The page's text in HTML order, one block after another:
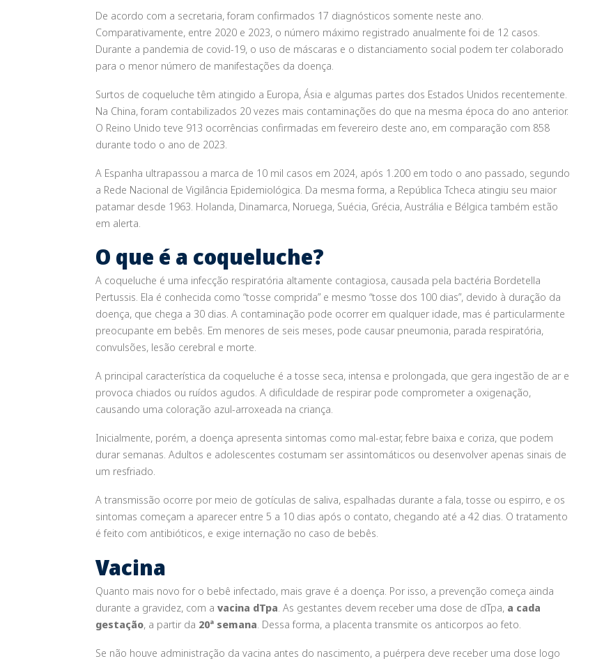
De acordo com a secretaria, foram confirmados 17 diagnósticos somente neste ano.
Comparativamente, entre 2020 e 2023, o número máximo registrado anualmente foi de 12 casos.
Durante a pandemia de covid-19, o uso de máscaras e o distanciamento social podem ter colaborado
para o menor número de manifestações da doença.
Surtos de coqueluche têm atingido a Europa, Ásia e algumas partes dos Estados Unidos recentemente.
Na China, foram contabilizados 20 vezes mais contaminações do que na mesma época do ano anterior.
O Reino Unido teve 913 ocorrências confirmadas em fevereiro deste ano, em comparação com 858
durante todo o ano de 2023.
A Espanha ultrapassou a marca de 10 mil casos em 2024, após 1.200 em todo o ano passado, segundo
a Rede Nacional de Vigilância Epidemiológica. Da mesma forma, a República Tcheca atingiu seu maior
patamar desde 1963. Holanda, Dinamarca, Noruega, Suécia, Grécia, Austrália e Bélgica também estão
em alerta.
O que é a coqueluche?
A coqueluche é uma infecção respiratória altamente contagiosa, causada pela bactéria Bordetella
Pertussis. Ela é conhecida como “tosse comprida” e mesmo “tosse dos 100 dias”, devido à duração da
doença, que chega a 30 dias. A contaminação pode ocorrer em qualquer idade, mas é particularmente
preocupante em bebês. Em menores de seis meses, pode causar pneumonia, parada respiratória,
convulsões, lesão cerebral e morte.
A principal característica da coqueluche é a tosse seca, intensa e prolongada, que gera ingestão de ar e
provoca chiados ou ruídos agudos. A dificuldade de respirar pode comprometer a oxigenação,
causando uma coloração azul-arroxeada na criança.
Inicialmente, porém, a doença apresenta sintomas como mal-estar, febre baixa e coriza, que podem
durar semanas. Adultos e adolescentes costumam ser assintomáticos ou desenvolver apenas sinais de
um resfriado.
A transmissão ocorre por meio de gotículas de saliva, espalhadas durante a fala, tosse ou espirro, e os
sintomas começam a aparecer entre 5 a 10 dias após o contato, chegando até a 42 dias. O tratamento
é feito com antibióticos, e exige internação no caso de bebês.
Vacina
Quanto mais novo for o bebê infectado, mais grave é a doença. Por isso, a prevenção começa ainda
durante a gravidez, com a vacina dTpa . As gestantes devem receber uma dose de dTpa, a cada
gestação, ​a partir da 20ª semana . Dessa forma, a placenta transmite os anticorpos ao feto.
Se não houve administração da vacina antes do nascimento, a puérpera deve receber uma dose logo